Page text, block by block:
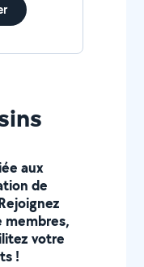
aux
de
membres,
votre
!